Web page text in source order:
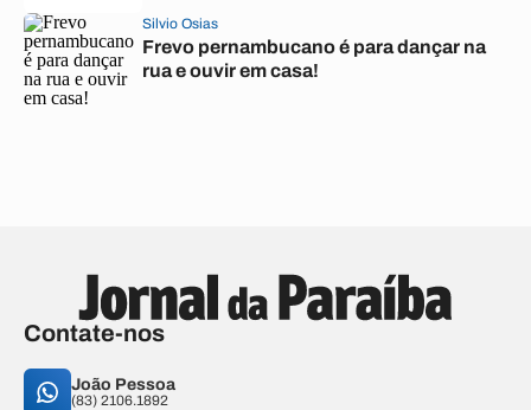
Silvio Osias
Frevo pernambucano é para dançar na
rua e ouvir em casa!
Contate-nos
João Pessoa
(83) 2106.1892